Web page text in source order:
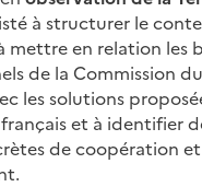
à structurer le
mettre en relation les
de la Commission du
les solutions
et à identifier
de coopération